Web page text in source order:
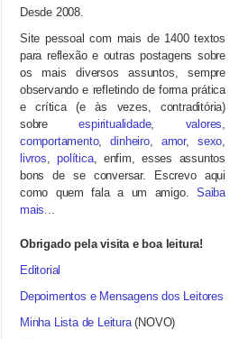
Desde 2008.
Site pessoal com mais de 1400 textos
para reflexão e outras postagens sobre
os mais diversos assuntos, sempre
observando e refletindo de forma prática
e crítica (e às vezes, contraditória)
sobreespiritualidade, valores,
comportamento,dinheiro, amor, sexo,
livros,política, enfim, esses assuntos
bons de se conversar. Escrevo aqui
como quem fala a um amigo. Saiba
mais...
Obrigado pela visita e boa leitura!
Editorial
Depoimentos e Mensagens dos Leitores
Minha Lista de Leitura(NOVO)